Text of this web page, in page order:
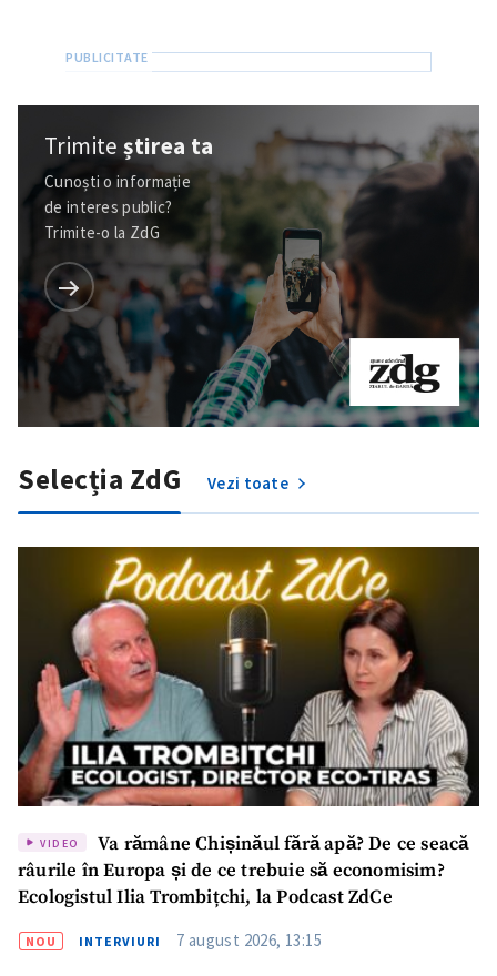
Trimiteștirea ta
Cunoști o informație
de interes public?
Trimite-o la ZdG
Selecția ZdG Vezi toate
VIDEO
Va rămâne Chișinăul fără apă? De ce seacă
râurile în Europa și de ce trebuie să economisim?
Ecologistul Ilia Trombițchi, la Podcast ZdCe
NOU INTERVIURI 7 august 2026, 13:15